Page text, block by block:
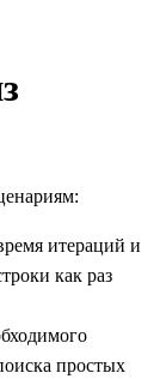
итераций и
как раз
простых